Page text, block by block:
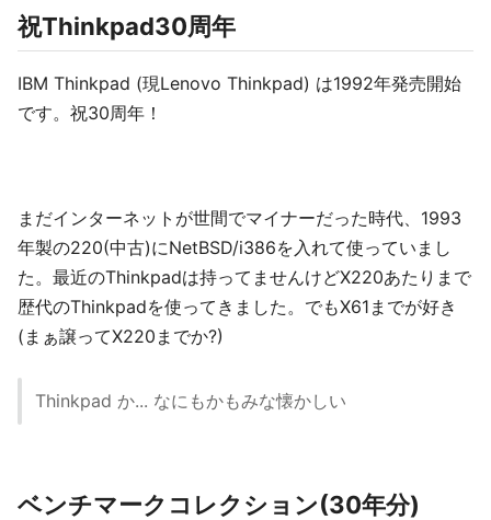
祝Thinkpad30周年
IBM Thinkpad (現Lenovo Thinkpad) は1992年発売開始
です。祝30周年！
まだインターネットが世間でマイナーだった時代、1993
年製の220(中古)にNetBSD/i386を入れて使っていまし
た。最近のThinkpadは持ってませんけどX220あたりまで
歴代のThinkpadを使ってきました。でもX61までが好き
(まぁ譲ってX220までか?)
Thinkpad か... なにもかもみな懐かしい
ベンチマークコレクション(30年分)